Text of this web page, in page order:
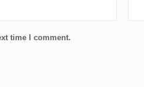
time I comment.